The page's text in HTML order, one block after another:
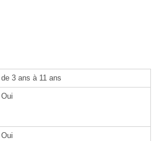
de 3 ans à 11 ans
Oui
Oui